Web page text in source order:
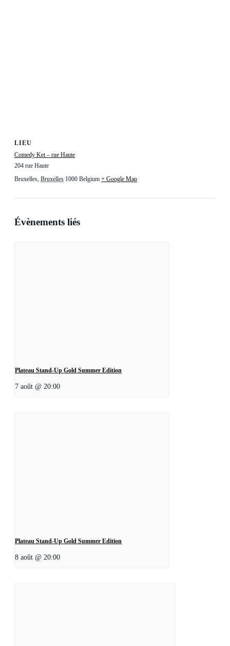
LIEU
Comedy Ket – rue Haute
204 rue Haute
Bruxelles, Bruxelles 1000 Belgium + Google Map
Évènements liés
Plateau Stand-Up Gold Summer Edition
7 août @ 20:00
Plateau Stand-Up Gold Summer Edition
8 août @ 20:00